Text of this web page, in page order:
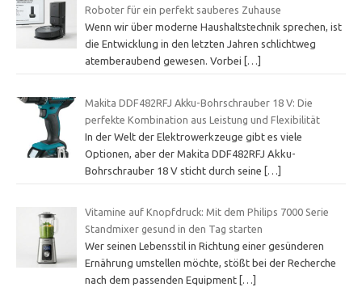
Roboter für ein perfekt sauberes Zuhause
Wenn wir über moderne Haushaltstechnik sprechen, ist
die Entwicklung in den letzten Jahren schlichtweg
atemberaubend gewesen. Vorbei
[…]
Makita DDF482RFJ Akku-Bohrschrauber 18 V: Die
perfekte Kombination aus Leistung und Flexibilität
In der Welt der Elektrowerkzeuge gibt es viele
Optionen, aber der Makita DDF482RFJ Akku-
Bohrschrauber 18 V sticht durch seine […]
Vitamine auf Knopfdruck: Mit dem Philips 7000 Serie
Standmixer gesund in den Tag starten
Wer seinen Lebensstil in Richtung einer gesünderen
Ernährung umstellen möchte, stößt bei der Recherche
nach dem passenden Equipment […]